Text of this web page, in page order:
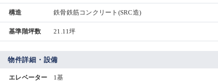
構造 鉄骨鉄筋コンクリート(SRC造)
基準階坪数 21.11坪
物件詳細・設備
エレベーター 1基